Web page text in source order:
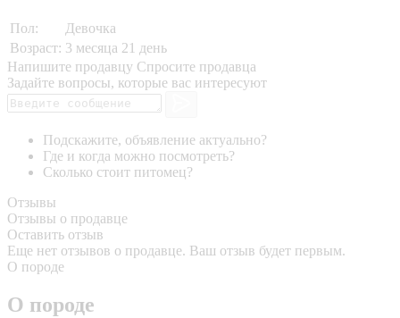
Пол:
Девочка
Возраст: 3 месяца 21 день
Напишите продавцу Спросите продавца
Задайте вопросы, которые вас интересуют
Подскажите, объявление актуально?
Где и когда можно посмотреть?
Сколько стоит питомец?
Отзывы
Отзывы о продавце
Оставить отзыв
Еще нет отзывов о продавце. Ваш отзыв будет первым.
О породе
О породе